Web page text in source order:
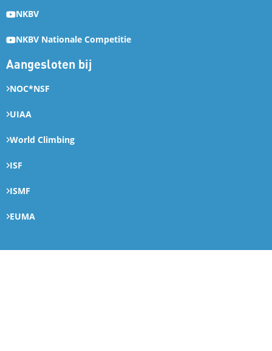
NKBV
NKBV Nationale Competitie
Aangesloten bij
NOC*NSF
UIAA
World Climbing
ISF
ISMF
EUMA